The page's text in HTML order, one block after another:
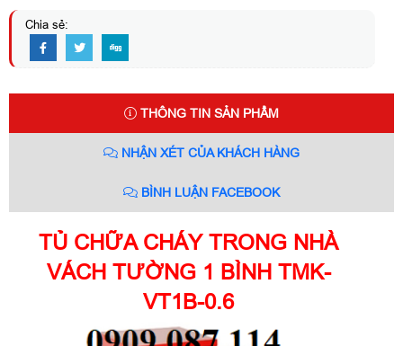
Chia sẻ:
THÔNG TIN SẢN PHẨM
NHẬN XÉT CỦA KHÁCH HÀNG
BÌNH LUẬN FACEBOOK
TỦ CHỮA CHÁY TRONG NHÀ
VÁCH TƯỜNG 1 BÌNH TMK-
VT1B-0.6